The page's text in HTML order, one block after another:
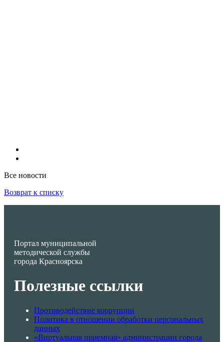
Все новости
Возврат к списку
Портал муниципальной
методической службы
города Красноярска
Полезные ссылки
Противодействие коррупции
Политика в отношении обработки персональных
данных
«Виртуальная приемная» администрации города